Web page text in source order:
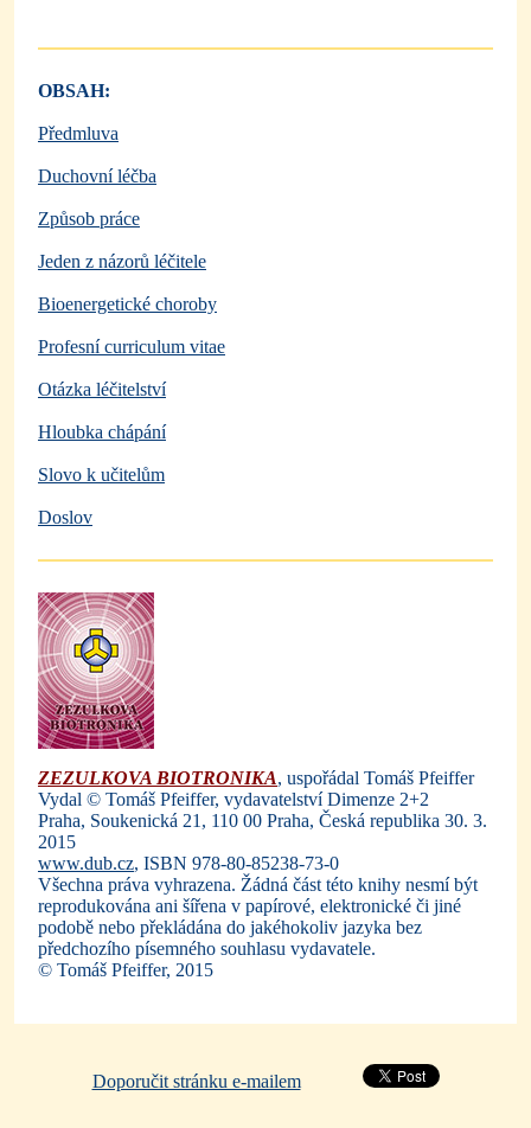
OBSAH:
Předmluva
Duchovní léčba
Způsob práce
Jeden z názorů léčitele
Bioenergetické choroby
Profesní curriculum vitae
Otázka léčitelství
Hloubka chápání
Slovo k učitelům
Doslov
ZEZULKOVA BIOTRONIKA, uspořádal Tomáš Pfeiffer
Vydal © Tomáš Pfeiffer, vydavatelství Dimenze 2+2
Praha, Soukenická 21, 110 00 Praha, Česká republika 30. 3.
2015
www.dub.cz, ISBN 978-80-85238-73-0
Všechna práva vyhrazena. Žádná část této knihy nesmí být
reprodukována ani šířena v papírové, elektronické či jiné
podobě nebo překládána do jakéhokoliv jazyka bez
předchozího písemného souhlasu vydavatele.
© Tomáš Pfeiffer, 2015
Doporučit stránku e-mailem